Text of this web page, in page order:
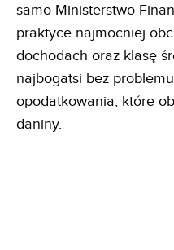
samo Ministerstwo
praktyce najmocniej
dochodach oraz klasę
najbogatsi bez
opodatkowania, które
daniny.